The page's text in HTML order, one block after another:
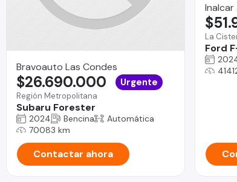
Bravoauto Las Condes
Región Metropolitana
Subaru Forester
$26.690.000 Urgente
2024 Bencina
Automática
70083 km
Contactar ahora
Inalcar .
La
Ford